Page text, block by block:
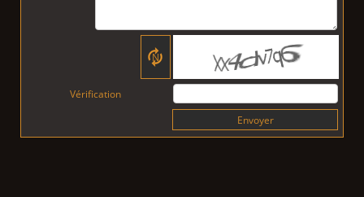
N
Vérification
Envoyer